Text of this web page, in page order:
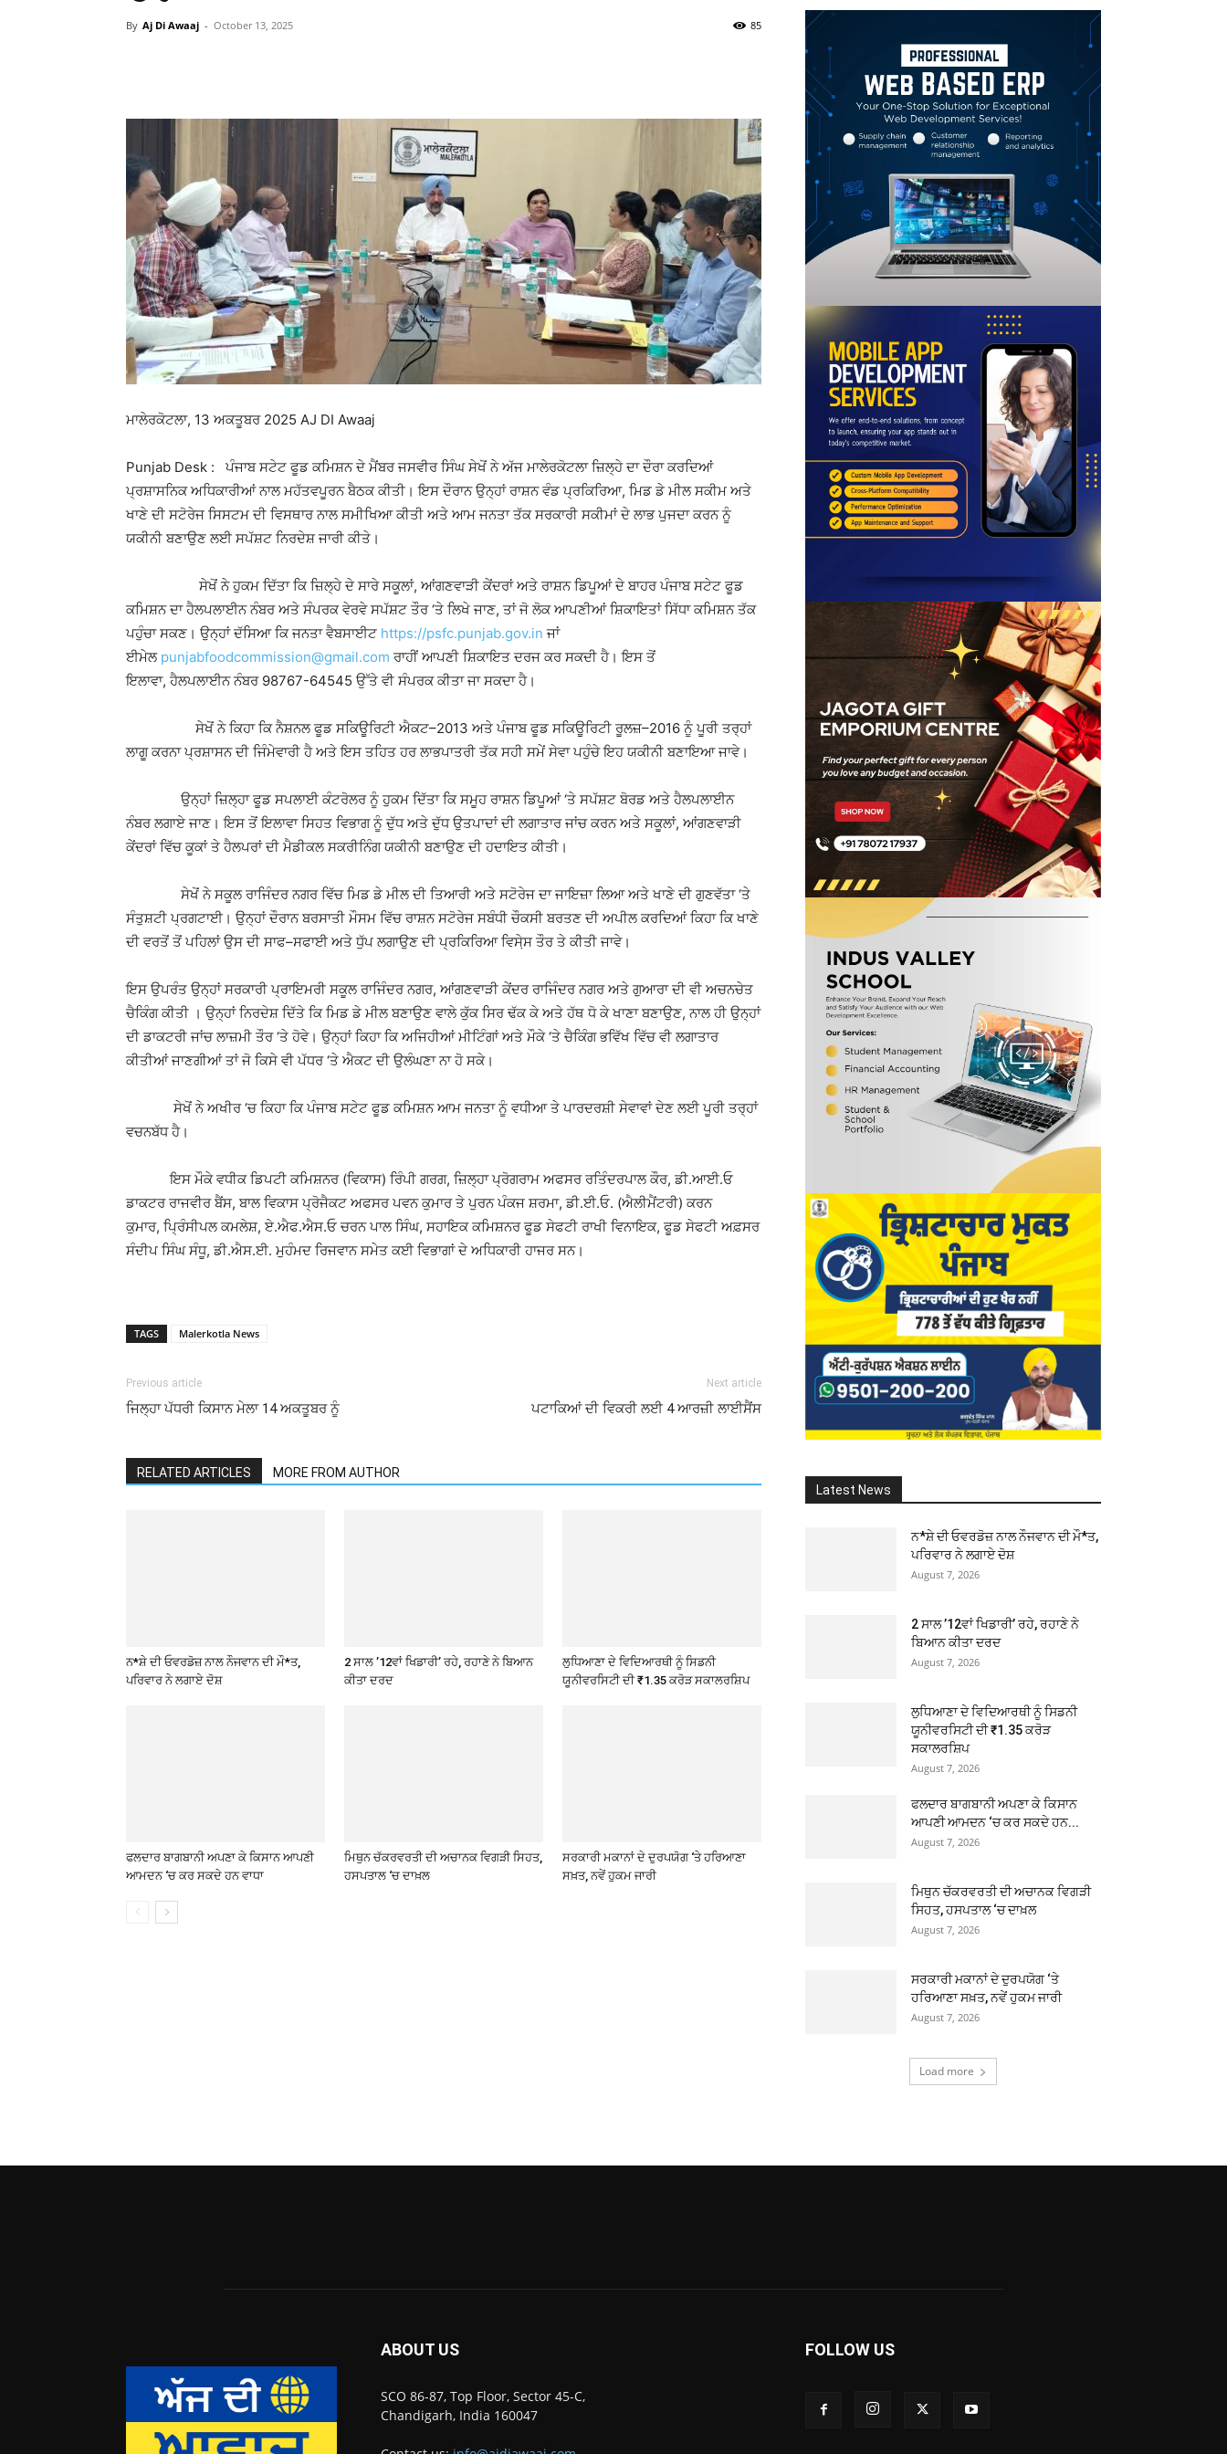
By Aj Di Awaaj - October 13, 2025 85
Email Print
ਮਾਲੇਰਕੋਟਲਾ, 13 ਅਕਤੂਬਰ 2025 AJ DI Awaaj
Punjab Desk : ਪੰਜਾਬ ਸਟੇਟ ਫੂਡ ਕਮਿਸ਼ਨ ਦੇ ਮੈਂਬਰ ਜਸਵੀਰ ਸਿੰਘ ਸੇਖੋਂ ਨੇ ਅੱਜ ਮਾਲੇਰਕੋਟਲਾ ਜ਼ਿਲ੍ਹੇ ਦਾ ਦੌਰਾ ਕਰਦਿਆਂ
ਪ੍ਰਸ਼ਾਸਨਿਕ ਅਧਿਕਾਰੀਆਂ ਨਾਲ ਮਹੱਤਵਪੂਰਨ ਬੈਠਕ ਕੀਤੀ। ਇਸ ਦੌਰਾਨ ਉਨ੍ਹਾਂ ਰਾਸ਼ਨ ਵੰਡ ਪ੍ਰਕਿਰਿਆ, ਮਿਡ ਡੇ ਮੀਲ ਸਕੀਮ ਅਤੇ
ਖਾਣੇ ਦੀ ਸਟੋਰੇਜ ਸਿਸਟਮ ਦੀ ਵਿਸਥਾਰ ਨਾਲ ਸਮੀਖਿਆ ਕੀਤੀ ਅਤੇ ਆਮ ਜਨਤਾ ਤੱਕ ਸਰਕਾਰੀ ਸਕੀਮਾਂ ਦੇ ਲਾਭ ਪੁਜਦਾ ਕਰਨ ਨੂੰ
ਯਕੀਨੀ ਬਣਾਉਣ ਲਈ ਸਪੱਸ਼ਟ ਨਿਰਦੇਸ਼ ਜਾਰੀ ਕੀਤੇ।
ਸੇਖੋਂ ਨੇ ਹੁਕਮ ਦਿੱਤਾ ਕਿ ਜ਼ਿਲ੍ਹੇ ਦੇ ਸਾਰੇ ਸਕੂਲਾਂ, ਆਂਗਣਵਾੜੀ ਕੇਂਦਰਾਂ ਅਤੇ ਰਾਸ਼ਨ ਡਿਪੂਆਂ ਦੇ ਬਾਹਰ ਪੰਜਾਬ ਸਟੇਟ ਫੂਡ
ਕਮਿਸ਼ਨ ਦਾ ਹੈਲਪਲਾਈਨ ਨੰਬਰ ਅਤੇ ਸੰਪਰਕ ਵੇਰਵੇ ਸਪੱਸ਼ਟ ਤੌਰ ‘ਤੇ ਲਿਖੇ ਜਾਣ, ਤਾਂ ਜੋ ਲੋਕ ਆਪਣੀਆਂ ਸ਼ਿਕਾਇਤਾਂ ਸਿੱਧਾ ਕਮਿਸ਼ਨ ਤੱਕ
ਪਹੁੰਚਾ ਸਕਣ। ਉਨ੍ਹਾਂ ਦੱਸਿਆ ਕਿ ਜਨਤਾ ਵੈਬਸਾਈਟ https://psfc.punjab.gov.in ਜਾਂ
ਈਮੇਲ punjabfoodcommission@gmail.com ਰਾਹੀਂ ਆਪਣੀ ਸ਼ਿਕਾਇਤ ਦਰਜ ਕਰ ਸਕਦੀ ਹੈ। ਇਸ ਤੋਂ
ਇਲਾਵਾ, ਹੈਲਪਲਾਈਨ ਨੰਬਰ 98767-64545 ਉੱਤੇ ਵੀ ਸੰਪਰਕ ਕੀਤਾ ਜਾ ਸਕਦਾ ਹੈ।
ਸੇਖੋਂ ਨੇ ਕਿਹਾ ਕਿ ਨੈਸ਼ਨਲ ਫੂਡ ਸਕਿਊਰਿਟੀ ਐਕਟ–2013 ਅਤੇ ਪੰਜਾਬ ਫੂਡ ਸਕਿਊਰਿਟੀ ਰੂਲਜ਼–2016 ਨੂੰ ਪੂਰੀ ਤਰ੍ਹਾਂ
ਲਾਗੂ ਕਰਨਾ ਪ੍ਰਸ਼ਾਸਨ ਦੀ ਜਿੰਮੇਵਾਰੀ ਹੈ ਅਤੇ ਇਸ ਤਹਿਤ ਹਰ ਲਾਭਪਾਤਰੀ ਤੱਕ ਸਹੀ ਸਮੇਂ ਸੇਵਾ ਪਹੁੰਚੇ ਇਹ ਯਕੀਨੀ ਬਣਾਇਆ ਜਾਵੇ।
ਉਨ੍ਹਾਂ ਜ਼ਿਲ੍ਹਾ ਫੂਡ ਸਪਲਾਈ ਕੰਟਰੋਲਰ ਨੂੰ ਹੁਕਮ ਦਿੱਤਾ ਕਿ ਸਮੂਹ ਰਾਸ਼ਨ ਡਿਪੂਆਂ ‘ਤੇ ਸਪੱਸ਼ਟ ਬੋਰਡ ਅਤੇ ਹੈਲਪਲਾਈਨ
ਨੰਬਰ ਲਗਾਏ ਜਾਣ। ਇਸ ਤੋਂ ਇਲਾਵਾ ਸਿਹਤ ਵਿਭਾਗ ਨੂੰ ਦੁੱਧ ਅਤੇ ਦੁੱਧ ਉਤਪਾਦਾਂ ਦੀ ਲਗਾਤਾਰ ਜਾਂਚ ਕਰਨ ਅਤੇ ਸਕੂਲਾਂ, ਆਂਗਣਵਾੜੀ
ਕੇਂਦਰਾਂ ਵਿੱਚ ਕੂਕਾਂ ਤੇ ਹੈਲਪਰਾਂ ਦੀ ਮੈਡੀਕਲ ਸਕਰੀਨਿੰਗ ਯਕੀਨੀ ਬਣਾਉਣ ਦੀ ਹਦਾਇਤ ਕੀਤੀ।
ਸੇਖੋਂ ਨੇ ਸਕੂਲ ਰਾਜਿੰਦਰ ਨਗਰ ਵਿੱਚ ਮਿਡ ਡੇ ਮੀਲ ਦੀ ਤਿਆਰੀ ਅਤੇ ਸਟੋਰੇਜ ਦਾ ਜਾਇਜ਼ਾ ਲਿਆ ਅਤੇ ਖਾਣੇ ਦੀ ਗੁਣਵੱਤਾ ‘ਤੇ
ਸੰਤੁਸ਼ਟੀ ਪ੍ਰਗਟਾਈ। ਉਨ੍ਹਾਂ ਦੌਰਾਨ ਬਰਸਾਤੀ ਮੌਸਮ ਵਿੱਚ ਰਾਸ਼ਨ ਸਟੋਰੇਜ ਸਬੰਧੀ ਚੌਕਸੀ ਬਰਤਣ ਦੀ ਅਪੀਲ ਕਰਦਿਆਂ ਕਿਹਾ ਕਿ ਖਾਣੇ
ਦੀ ਵਰਤੋਂ ਤੋਂ ਪਹਿਲਾਂ ਉਸ ਦੀ ਸਾਫ–ਸਫਾਈ ਅਤੇ ਧੁੱਪ ਲਗਾਉਣ ਦੀ ਪ੍ਰਕਿਰਿਆ ਵਿਸੇ਼ਸ ਤੌਰ ਤੇ ਕੀਤੀ ਜਾਵੇ।
ਇਸ ਉਪਰੰਤ ਉਨ੍ਹਾਂ ਸਰਕਾਰੀ ਪ੍ਰਾਇਮਰੀ ਸਕੂਲ ਰਾਜਿੰਦਰ ਨਗਰ, ਆਂਗਣਵਾੜੀ ਕੇਂਦਰ ਰਾਜਿੰਦਰ ਨਗਰ ਅਤੇ ਗੁਆਰਾ ਦੀ ਵੀ ਅਚਨਚੇਤ
ਚੈਕਿੰਗ ਕੀਤੀ । ਉਨ੍ਹਾਂ ਨਿਰਦੇਸ਼ ਦਿੱਤੇ ਕਿ ਮਿਡ ਡੇ ਮੀਲ ਬਣਾਉਣ ਵਾਲੇ ਕੁੱਕ ਸਿਰ ਢੱਕ ਕੇ ਅਤੇ ਹੱਥ ਧੋ ਕੇ ਖਾਣਾ ਬਣਾਉਣ, ਨਾਲ ਹੀ ਉਨ੍ਹਾਂ
ਦੀ ਡਾਕਟਰੀ ਜਾਂਚ ਲਾਜ਼ਮੀ ਤੌਰ ‘ਤੇ ਹੋਵੇ। ਉਨ੍ਹਾਂ ਕਿਹਾ ਕਿ ਅਜਿਹੀਆਂ ਮੀਟਿੰਗਾਂ ਅਤੇ ਮੌਕੇ ‘ਤੇ ਚੈਕਿੰਗ ਭਵਿੱਖ ਵਿੱਚ ਵੀ ਲਗਾਤਾਰ
ਕੀਤੀਆਂ ਜਾਣਗੀਆਂ ਤਾਂ ਜੋ ਕਿਸੇ ਵੀ ਪੱਧਰ ‘ਤੇ ਐਕਟ ਦੀ ਉਲੰਘਣਾ ਨਾ ਹੋ ਸਕੇ।
ਸੇਖੋਂ ਨੇ ਅਖੀਰ ‘ਚ ਕਿਹਾ ਕਿ ਪੰਜਾਬ ਸਟੇਟ ਫੂਡ ਕਮਿਸ਼ਨ ਆਮ ਜਨਤਾ ਨੂੰ ਵਧੀਆ ਤੇ ਪਾਰਦਰਸ਼ੀ ਸੇਵਾਵਾਂ ਦੇਣ ਲਈ ਪੂਰੀ ਤਰ੍ਹਾਂ
ਵਚਨਬੱਧ ਹੈ।
ਇਸ ਮੌਕੇ ਵਧੀਕ ਡਿਪਟੀ ਕਮਿਸ਼ਨਰ (ਵਿਕਾਸ) ਰਿੰਪੀ ਗਰਗ, ਜ਼ਿਲ੍ਹਾ ਪ੍ਰੋਗਰਾਮ ਅਫਸਰ ਰਤਿੰਦਰਪਾਲ ਕੌਰ, ਡੀ.ਆਈ.ਓ
ਡਾਕਟਰ ਰਾਜਵੀਰ ਬੈਂਸ, ਬਾਲ ਵਿਕਾਸ ਪ੍ਰੋਜੈਕਟ ਅਫਸਰ ਪਵਨ ਕੁਮਾਰ ਤੇ ਪੁਰਨ ਪੰਕਜ ਸ਼ਰਮਾ, ਡੀ.ਈ.ਓ. (ਐਲੀਮੈਂਟਰੀ) ਕਰਨ
ਕੁਮਾਰ, ਪ੍ਰਿੰਸੀਪਲ ਕਮਲੇਸ਼, ਏ.ਐਫ.ਐਸ.ਓ ਚਰਨ ਪਾਲ ਸਿੰਘ, ਸਹਾਇਕ ਕਮਿਸ਼ਨਰ ਫੂਡ ਸੇਫਟੀ ਰਾਖੀ ਵਿਨਾਇਕ, ਫੂਡ ਸੇਫਟੀ ਅਫ਼ਸਰ
ਸੰਦੀਪ ਸਿੰਘ ਸੰਧੂ, ਡੀ.ਐਸ.ਈ. ਮੁਹੰਮਦ ਰਿਜਵਾਨ ਸਮੇਤ ਕਈ ਵਿਭਾਗਾਂ ਦੇ ਅਧਿਕਾਰੀ ਹਾਜਰ ਸਨ।
TAGS Malerkotla News
Previous article
ਜਿਲ੍ਹਾ ਪੱਧਰੀ ਕਿਸਾਨ ਮੇਲਾ 14 ਅਕਤੂਬਰ ਨੂੰ
Next article
ਪਟਾਕਿਆਂ ਦੀ ਵਿਕਰੀ ਲਈ 4 ਆਰਜ਼ੀ ਲਾਈਸੈਂਸ
RELATED ARTICLES MORE FROM AUTHOR
ਨ*ਸ਼ੇ ਦੀ ਓਵਰਡੋਜ਼ ਨਾਲ ਨੌਜਵਾਨ ਦੀ ਮੌ*ਤ,
ਪਰਿਵਾਰ ਨੇ ਲਗਾਏ ਦੋਸ਼
2 ਸਾਲ ’12ਵਾਂ ਖਿਡਾਰੀ’ ਰਹੇ, ਰਹਾਣੇ ਨੇ ਬਿਆਨ
ਕੀਤਾ ਦਰਦ
ਲੁਧਿਆਣਾ ਦੇ ਵਿਦਿਆਰਥੀ ਨੂੰ ਸਿਡਨੀ
ਯੂਨੀਵਰਸਿਟੀ ਦੀ ₹1.35 ਕਰੋੜ ਸਕਾਲਰਸ਼ਿਪ
ਫਲਦਾਰ ਬਾਗਬਾਨੀ ਅਪਣਾ ਕੇ ਕਿਸਾਨ ਆਪਣੀ
ਆਮਦਨ ‘ਚ ਕਰ ਸਕਦੇ ਹਨ ਵਾਧਾ
ਮਿਥੁਨ ਚੱਕਰਵਰਤੀ ਦੀ ਅਚਾਨਕ ਵਿਗੜੀ ਸਿਹਤ,
ਹਸਪਤਾਲ ‘ਚ ਦਾਖ਼ਲ
ਸਰਕਾਰੀ ਮਕਾਨਾਂ ਦੇ ਦੁਰਪਯੋਗ ‘ਤੇ ਹਰਿਆਣਾ
ਸਖ਼ਤ, ਨਵੇਂ ਹੁਕਮ ਜਾਰੀ
Latest News
ਨ*ਸ਼ੇ ਦੀ ਓਵਰਡੋਜ਼ ਨਾਲ ਨੌਜਵਾਨ ਦੀ ਮੌ*ਤ,
ਪਰਿਵਾਰ ਨੇ ਲਗਾਏ ਦੋਸ਼
August 7, 2026
2 ਸਾਲ ’12ਵਾਂ ਖਿਡਾਰੀ’ ਰਹੇ, ਰਹਾਣੇ ਨੇ
ਬਿਆਨ ਕੀਤਾ ਦਰਦ
August 7, 2026
ਲੁਧਿਆਣਾ ਦੇ ਵਿਦਿਆਰਥੀ ਨੂੰ ਸਿਡਨੀ
ਯੂਨੀਵਰਸਿਟੀ ਦੀ ₹1.35 ਕਰੋੜ
ਸਕਾਲਰਸ਼ਿਪ
August 7, 2026
ਫਲਦਾਰ ਬਾਗਬਾਨੀ ਅਪਣਾ ਕੇ ਕਿਸਾਨ
ਆਪਣੀ ਆਮਦਨ ‘ਚ ਕਰ ਸਕਦੇ ਹਨ...
August 7, 2026
ਮਿਥੁਨ ਚੱਕਰਵਰਤੀ ਦੀ ਅਚਾਨਕ ਵਿਗੜੀ
ਸਿਹਤ, ਹਸਪਤਾਲ ‘ਚ ਦਾਖ਼ਲ
August 7, 2026
ਸਰਕਾਰੀ ਮਕਾਨਾਂ ਦੇ ਦੁਰਪਯੋਗ ‘ਤੇ
ਹਰਿਆਣਾ ਸਖ਼ਤ, ਨਵੇਂ ਹੁਕਮ ਜਾਰੀ
August 7, 2026
Load more
ABOUT US
SCO 86-87, Top Floor, Sector 45-C,
Chandigarh, India 160047
FOLLOW US